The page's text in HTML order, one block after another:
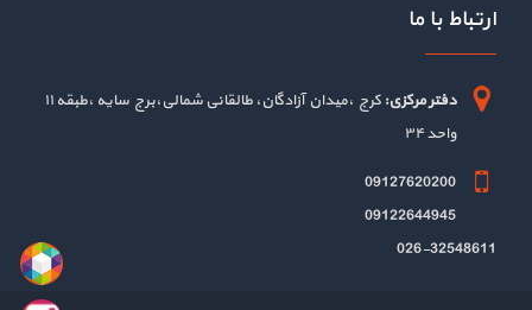
ارتباط با ما
دفتر مرکزی:
کرج ،میدان آزادگان، طالقانی شمالی،برج سایه ،طبقه ۱۱
واحد ۳۴
09127620200
09122644945
026-32548611